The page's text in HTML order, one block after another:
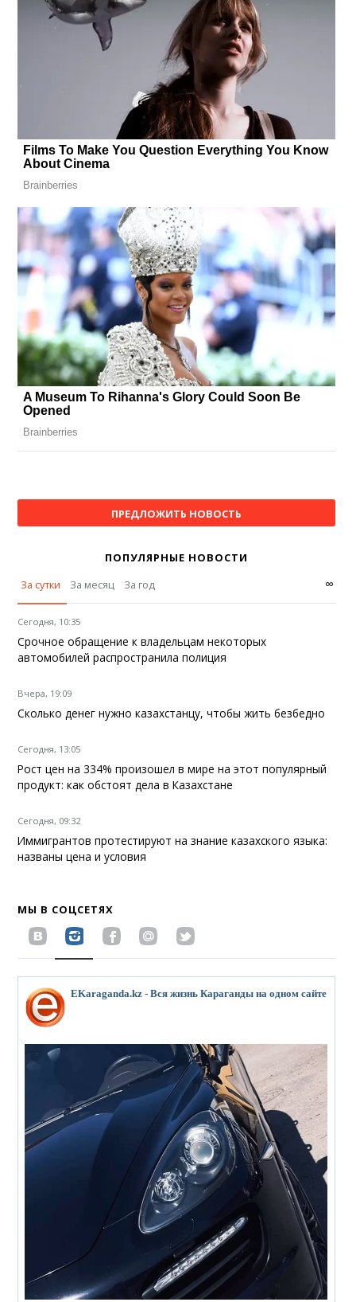
ПРЕДЛОЖИТЬ НОВОСТЬ
ПОПУЛЯРНЫЕ НОВОСТИ
За сутки
За месяц За год ∞
Сегодня, 10:35
Срочное обращение к владельцам некоторых
автомобилей распространила полиция
Вчера, 19:09
Сколько денег нужно казахстанцу, чтобы жить безбедно
Сегодня, 13:05
Рост цен на 334% произошел в мире на этот популярный
продукт: как обстоят дела в Казахстане
Сегодня, 09:32
Иммигрантов протестируют на знание казахского языка:
названы цена и условия
МЫ В СОЦСЕТЯХ
EKaraganda.kz - Вся жизнь Караганды на одном сайте